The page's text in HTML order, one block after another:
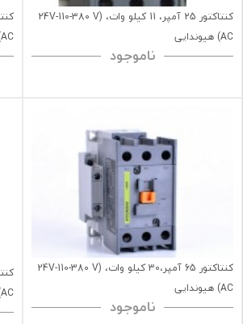
کنتاکتور 25 آمپر، 11 کیلو وات، (24V-110-380 V
AC) هیوندایی
ناموجود
AC) هیوندایی
کنتاکتور 65 آمپر،30 کیلو وات، (24V-110-380 V
AC) هیوندایی
ناموجود
AC) هیوندایی